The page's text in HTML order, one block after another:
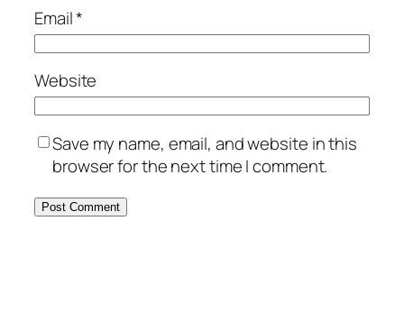
Email*
Website
Save my name, email, and website in this
browser for the next time I comment.